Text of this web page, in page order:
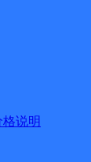
格说明